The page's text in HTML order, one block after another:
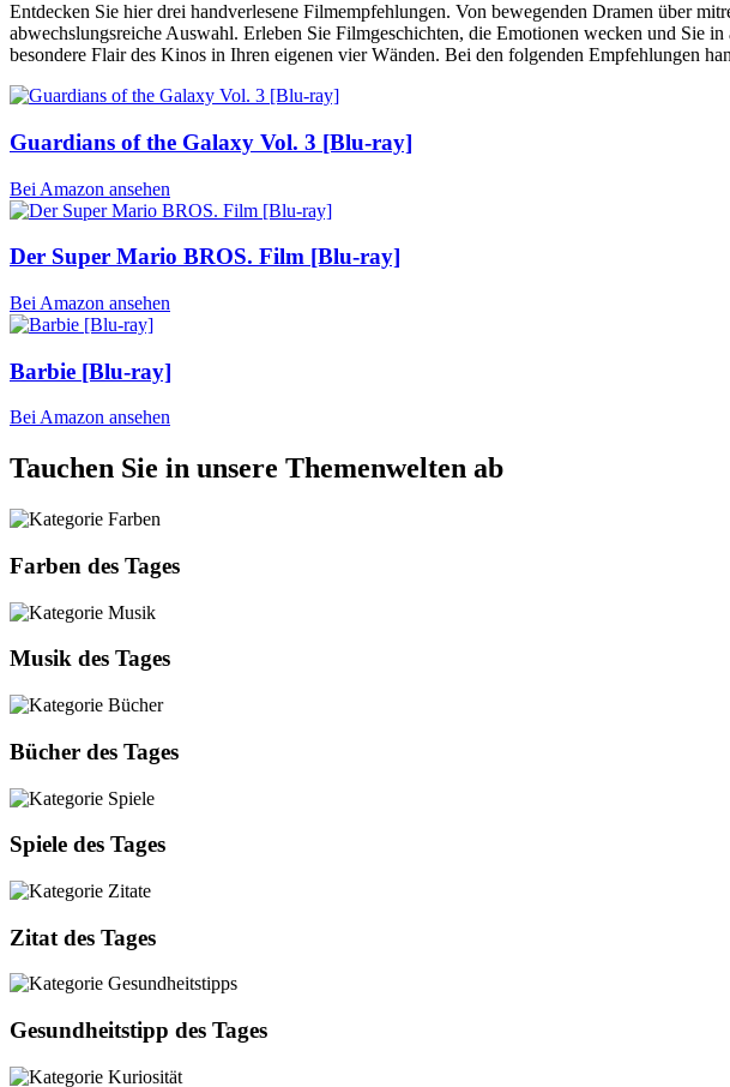
Entdecken Sie hier drei handverlesene Filmempfehlungen. Von bewegenden Dramen über
abwechslungsreiche Auswahl. Erleben Sie Filmgeschichten, die Emotionen wecken und Sie
besondere Flair des Kinos in Ihren eigenen vier Wänden. Bei den folgenden Empfehlungen
Guardians of the Galaxy Vol. 3 [Blu-ray]
Bei Amazon ansehen
Der Super Mario BROS. Film [Blu-ray]
Bei Amazon ansehen
Barbie [Blu-ray]
Bei Amazon ansehen
Tauchen Sie in unsere Themenwelten ab
Farben des Tages
Musik des Tages
Bücher des Tages
Spiele des Tages
Zitat des Tages
Gesundheitstipp des Tages